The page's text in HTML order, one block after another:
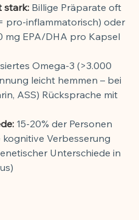
stark: Billige Präparate oft
pro-inflammatorisch) oder
mg EPA/DHA pro Kapsel
Omega-3 (>3.000
leicht hemmen – bei
ASS) Rücksprache mit
15-20% der Personen
kognitive Verbesserung
Unterschiede in